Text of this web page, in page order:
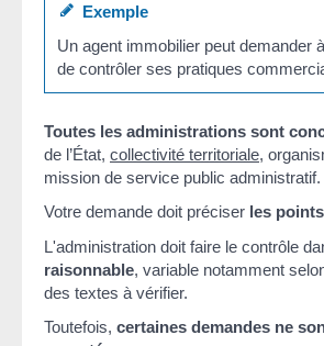
Exemple
Un agent immobilier peut demander
de contrôler ses pratiques
Toutes les administrations sont
de l’État, collectivité territoriale,
mission de service public administratif.
Votre demande doit préciser les
L'administration doit faire le contrôle
raisonnable, variable notamment
des textes à vérifier.
Toutefois, certaines demandes ne